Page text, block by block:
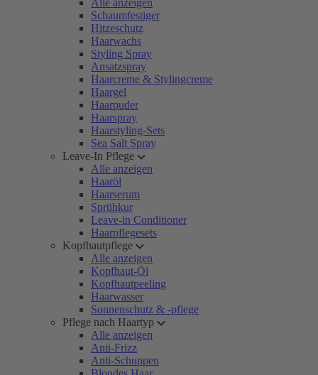
Alle anzeigen
Schaumfestiger
Hitzeschutz
Haarwachs
Styling Spray
Ansatzspray
Haarcreme & Stylingcreme
Haargel
Haarpuder
Haarspray
Haarstyling-Sets
Sea Salt Spray
Leave-In Pflege
Alle anzeigen
Haaröl
Haarserum
Sprühkur
Leave-in Conditioner
Haarpflegesets
Kopfhautpflege
Alle anzeigen
Kopfhaut-Öl
Kopfhautpeeling
Haarwasser
Sonnenschutz & -pflege
Pflege nach Haartyp
Alle anzeigen
Anti-Frizz
Anti-Schuppen